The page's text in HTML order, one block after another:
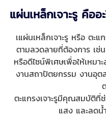
แผ่นเหล็กเจาะรู คืออ
เแผ่นเหล็กเจาะรู หรือ ตะแ
ตามลวดลายที่ต้องการ เ
หรือดีไซน์พิเศษเพื่อให้เหมา
งานสถาปัตยกรรม งานอุต
ตะแกรงเจาะรูมีคุณสมบัติที่
แสง และลดน้